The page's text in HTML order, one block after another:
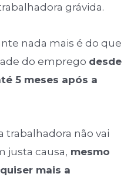
grávida.
nada mais é do que
do emprego desde
5 meses após a
trabalhadora não vai
justa causa, mesmo
mais a